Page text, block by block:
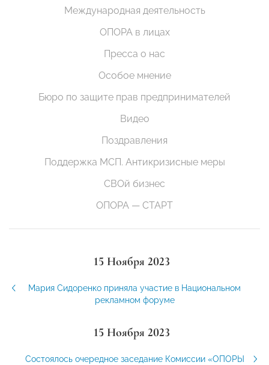
Международная деятельность
ОПОРА в лицах
Пресса о нас
Особое мнение
Бюро по защите прав предпринимателей
Видео
Поздравления
Поддержка МСП. Антикризисные меры
СВОй бизнес
ОПОРА — СТАРТ
15 Ноября 2023
Мария Сидоренко приняла участие в Национальном
рекламном форуме
15 Ноября 2023
Состоялось очередное заседание Комиссии «ОПОРЫ